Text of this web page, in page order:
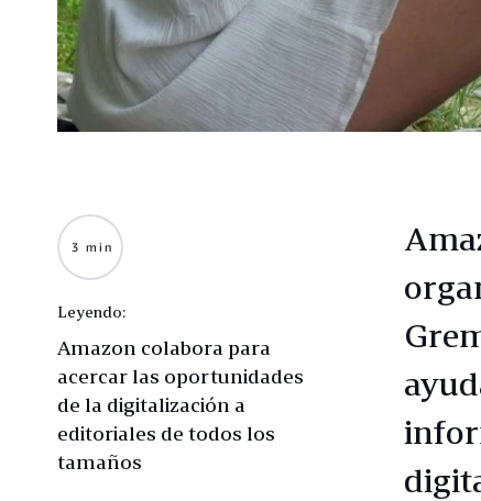
3 min
Leyendo:
Amazon colabora para
acercar las oportunidades
de la digitalización a
editoriales de todos los
tamaños